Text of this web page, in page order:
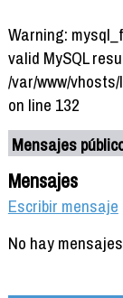
Warning:
valid MySQL
/var/www/
on line 132
Mensajes
Mensajes
Escribir mensaje
No hay